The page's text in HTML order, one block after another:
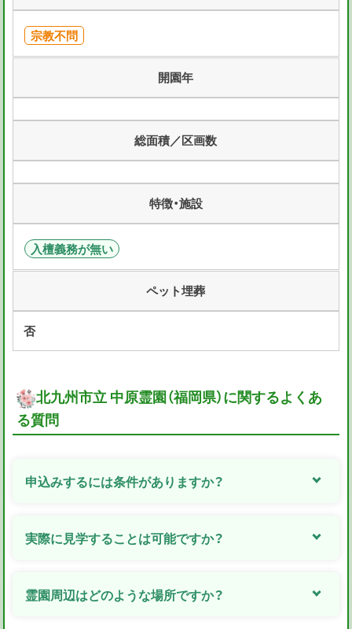
宗教不問
開園年
総面積／区画数
特徴・施設
入檀義務が無い
ペット埋葬
否
北九州市立 中原霊園（福岡県）に関するよくあ
る質問
申込みするには条件がありますか？
実際に見学することは可能ですか？
霊園周辺はどのような場所ですか？